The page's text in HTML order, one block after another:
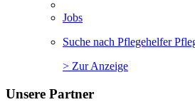
Jobs
Suche nach Pflegehelfer
> Zur Anzeige
Unsere Partner